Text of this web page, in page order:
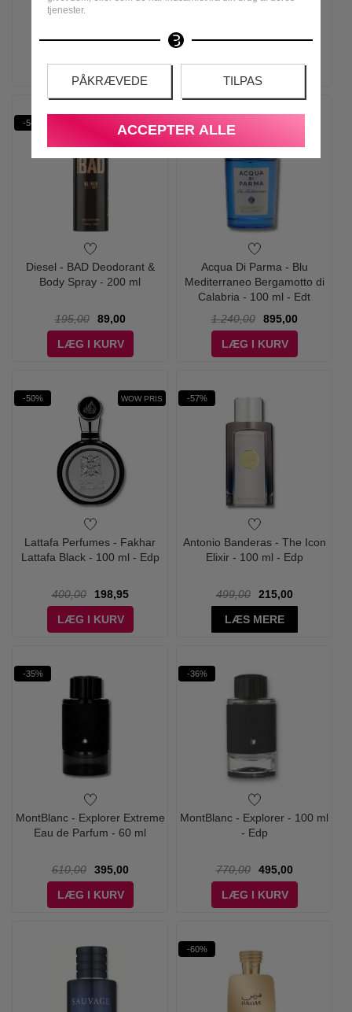
tjenester.
PÅKRÆVEDE TILPAS
ACCEPTER ALLE
50 ml - Edt
350,00
99,00
LÆG I KURV
100 ml - Edt
400,00
198,95
LÆG I KURV
-54%
Diesel - BAD Deodorant &
Body Spray - 200 ml
195,00
89,00
LÆG I KURV
Acqua Di Parma - Blu
Mediterraneo Bergamotto di
Calabria - 100 ml - Edt
1.240,00
895,00
LÆG I KURV
-50% WOW PRIS
Lattafa Perfumes - Fakhar
Lattafa Black - 100 ml - Edp
400,00
198,95
LÆG I KURV
-57%
Antonio Banderas - The Icon
Elixir - 100 ml - Edp
499,00
215,00
LÆS MERE
-35%
MontBlanc - Explorer Extreme
Eau de Parfum - 60 ml
610,00
395,00
LÆG I KURV
-36%
MontBlanc - Explorer - 100 ml
- Edp
770,00
495,00
LÆG I KURV
-60%